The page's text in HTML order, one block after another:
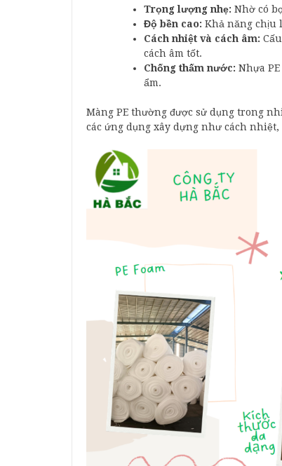
Trọng lượng nhẹ: Nhờ có
Độ bền cao: Khả năng chịu
Cách nhiệt và cách âm:
cách âm tốt.
Chống thấm nước: Nhựa
ẩm.
Màng PE thường được sử dụng trong
các ứng dụng xây dựng như cách nhiệt,